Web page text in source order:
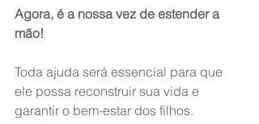
Agora, é a nossa vez de estender a
mão!
Toda ajuda será essencial para que
ele possa reconstruir sua vida e
garantir o bem-estar dos filhos.